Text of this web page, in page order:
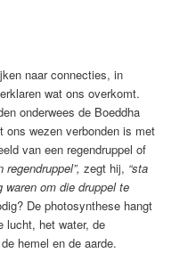
naar connecties, in
wat ons overkomt.
onderwees de Boeddha
wezen verbonden is met
van een regendruppel of
regendruppel”, zegt hij, “sta
om die druppel te
De photosynthese hangt
lucht, het water, de
hemel en de aarde.